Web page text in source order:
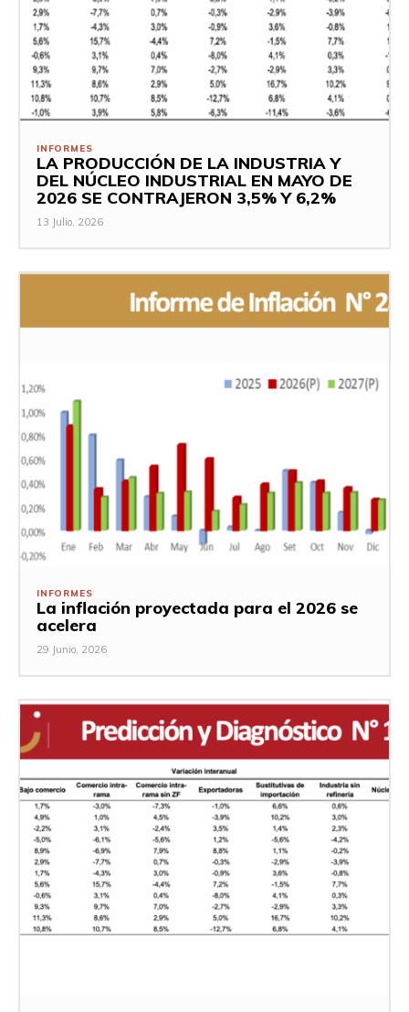
INFORMES
LA PRODUCCIÓN DE LA INDUSTRIA Y
DEL NÚCLEO INDUSTRIAL EN MAYO DE
2026 SE CONTRAJERON 3,5% Y 6,2%
13 Julio, 2026
INFORMES
La inflación proyectada para el 2026 se
acelera
29 Junio, 2026